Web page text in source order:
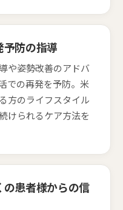
予防の指導
や姿勢改善のアドバ
での再発を予防。米
方のライフスタイル
けられるケア方法を
患者様からの信